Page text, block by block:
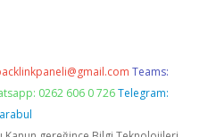
Teams:
0262 606 0 726 Telegram: